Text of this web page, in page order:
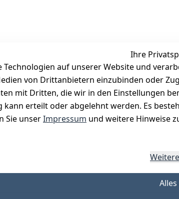
Ihre
auf unserer Website und
von Drittanbietern einzubinden oder
mit Dritten, die wir in den Einstellungen
erteilt oder abgelehnt werden. Es
Sie unserImpressum und weitere Hinweise
Services
Kontakt
Registrieren
Katalog